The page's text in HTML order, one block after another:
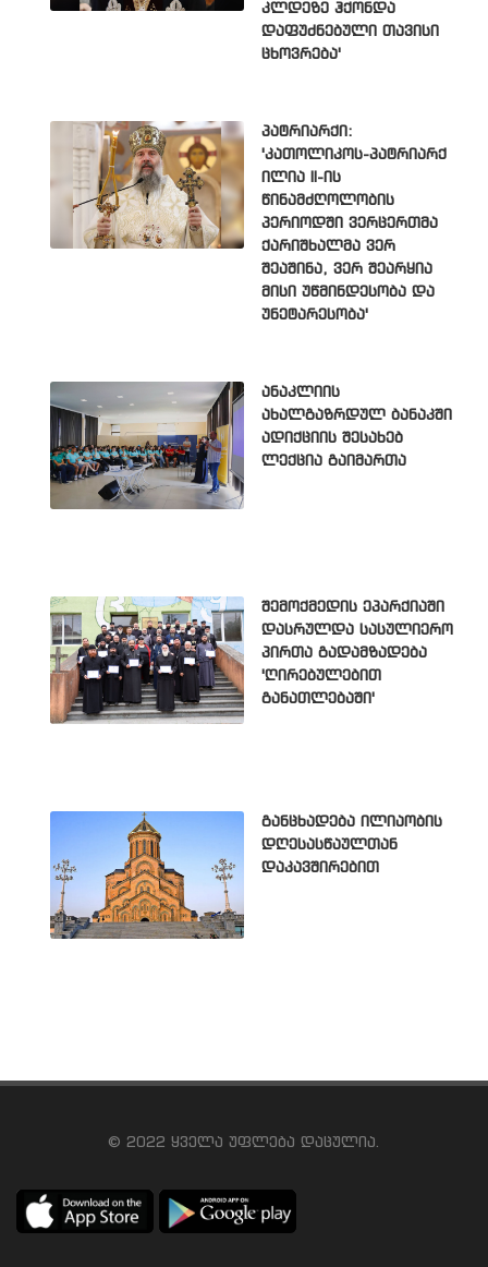
კლდეზე ჰქონდა
დაფუძნებული თავისი
ცხოვრება'
პატრიარქი:
'კათოლიკოს-პატრიარქ
ილია II-ის
წინამძღოლობის
პერიოდში ვერცერთმა
ქარიშხალმა ვერ
შეაშინა, ვერ შეარყია
მისი უწმინდესობა და
უნეტარესობა'
ანაკლიის
ახალგაზრდულ ბანაკში
ადიქციის შესახებ
ლექცია გაიმართა
შემოქმედის ეპარქიაში
დასრულდა სასულიერო
პირთა გადამზადება
'ღირებულებით
განათლებაში'
განცხადება ილიაობის
დღესასწაულთან
დაკავშირებით
© 2022 ყველა უფლება დაცულია.